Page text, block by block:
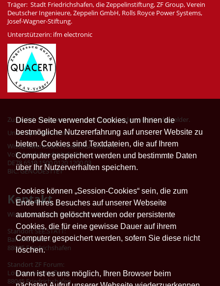
Diese Seite verwendet Cookies, um Ihnen die
bestmögliche Nutzererfahrung auf unserer Website zu
bieten. Cookies sind Textdateien, die auf Ihrem
Computer gespeichert werden und bestimmte Daten
über Ihr Nutzerverhalten speichern.
Cookies können „Session-Cookies“ sein, die zum
Ende Ihres Besuches auf unserer Webseite
automatisch gelöscht werden oder persistente
Cookies, die für eine gewisse Dauer auf ihrem
Computer gespeichert werden, sofern Sie diese nicht
löschen.
Dann ist es uns möglich, Ihren Browser beim
Träger: Stadt Friedrichshafen, die Zeppelinstiftung, ZF Group, Verein
Deutscher Ingenieure, Zeppelin GmbH, Rolls Royce Power Systems,
Josef-Wagner-Stiftung.
Unterstützerin: ifm electronic
Zusätzlich finanzieren wir uns über Spenden und Fördergelder.
Unser Spendenkonto:
Wissenswerkstatt Friedrichshafen e.V.
Volksbank Friedrichshafen
DE78 6519 1500 0120 1200 03
BIC: GENODES1TET
Kontakt
Wissenswerkstatt Friedrichshafen
Standort SEE.STATT:
Bahnhofplatz 1
88045 Friedrichshafen
Standort ZF Forum:
Löwentaler Straße 20
88045 Friedrichshafen